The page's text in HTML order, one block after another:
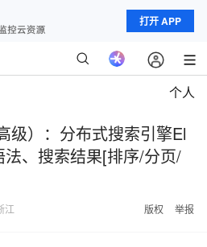
打开 APP
个人
级）：分布式搜索引擎El
、搜索结果[排序/分页/
江 版权 举报